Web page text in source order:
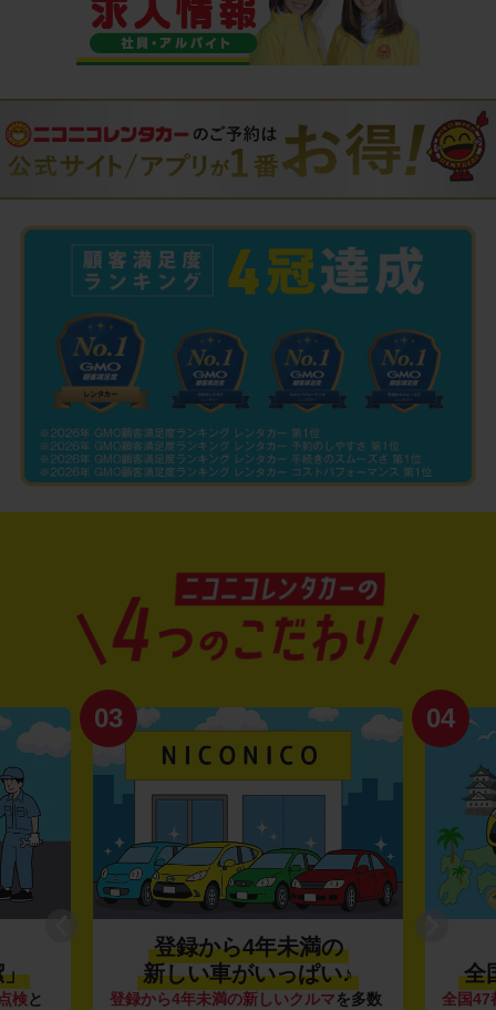
」
検と
03
登録から4年未満の
新しい車がいっぱい♪
登録から4年未満の新しいクルマを多数
04
全
全国47